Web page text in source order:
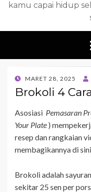
kamu capai hidup
POSTED
ON
MARET 28, 2025
Brokoli 4 Cara
Asosiasi Pemasaran
Your Plate )
resep dan rangkaian
membagikannya di
Brokoli adalah
sekitar 25 sen per